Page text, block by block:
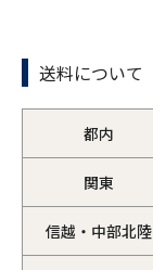
送料について
都内
関東
信越・中部北陸